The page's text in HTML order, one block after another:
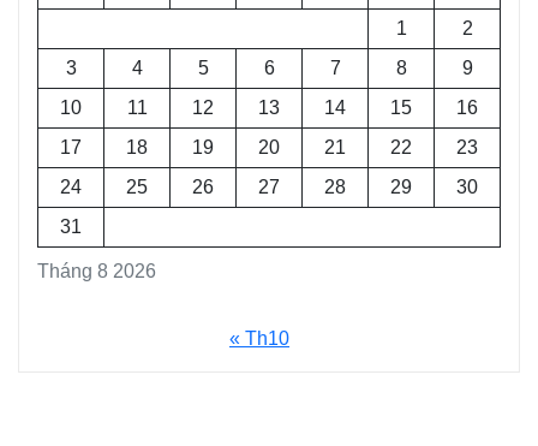
Tháng 8 2026
1
2
3
4 5 6 7 8
9
10
11 12 13 14 15
16
17
18 19 20 21 22
23
24
25 26 27 28 29
30
31
« Th10